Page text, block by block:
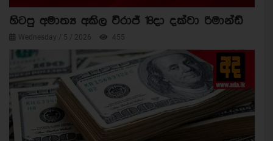
හිටපු අමාත්‍ය අකිල විරාජ් 18දා දක්වා රිමාන්ඩ්
Wednesday / 5 / 2026 455